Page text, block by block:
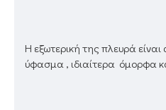
Η εξωτερική της πλευρά
ύφασμα , ιδιαίτερα όμορφα